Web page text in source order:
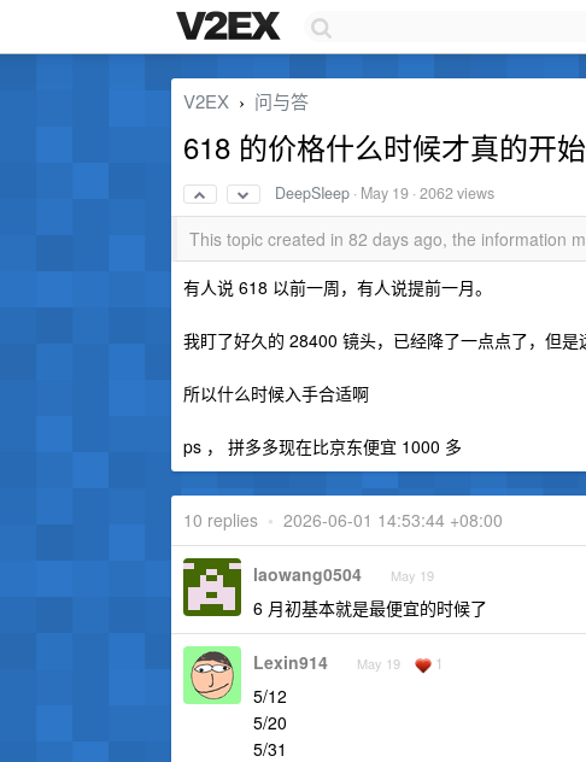
V2EX › 问与答
618 的价格什么时候才真的开始
DeepSIeep · May 19 · 2062 views
This topic created in 82 days ago, the information
有人说 618 以前一周，有人说提前一月。
我盯了好久的 28400 镜头，已经降了一点点了，但是
所以什么时候入手合适啊
ps ， 拼多多现在比京东便宜 1000 多
10 replies • 2026-06-01 14:53:44 +08:00
laowang0504 May 19
6 月初基本就是最便宜的时候了
Lexin914 May 19 1
5/12
5/20
5/31